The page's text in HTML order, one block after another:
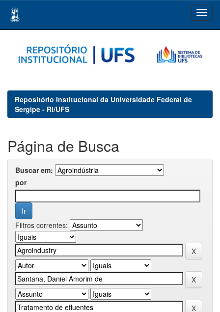
navigation
Repositório Institucional da Universidade Federal de
Sergipe - RI/UFS
Página de Busca
Buscar em:
por
Filtros correntes: